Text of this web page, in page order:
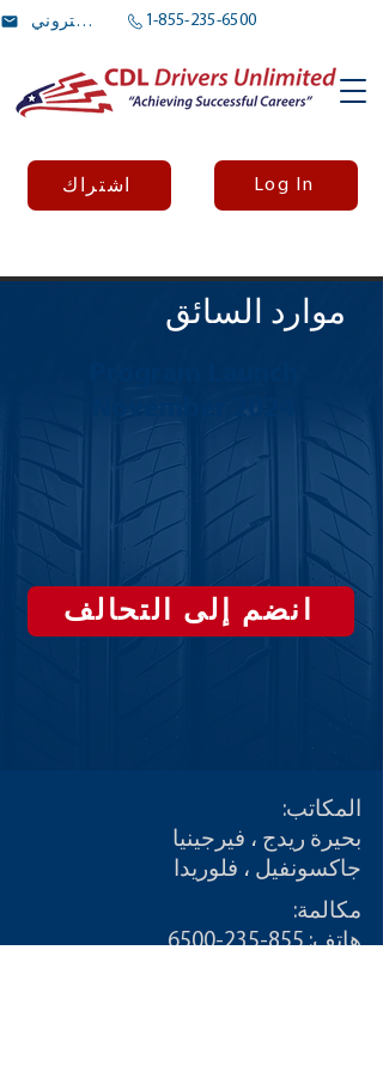
بريد الالكتروني 1-855-235-6500
اشتراك Log In
موارد السائق
November 2024
انضم إلى التحالف
المكاتب:
بحيرة ريدج ، فيرجينيا
جاكسونفيل ، فلوريدا
مكالمة:
هاتف:855-235-6500